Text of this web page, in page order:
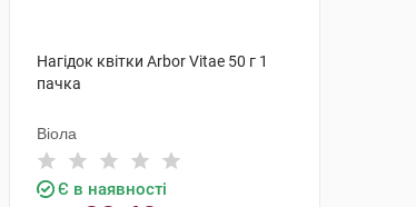
Нагідок квітки Arbor Vitae 50 г 1
пачка
Віола
Є в наявності